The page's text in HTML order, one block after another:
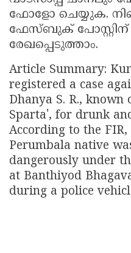
ഫോളോ ചെയ്യുക.
ഫേസ്ബുക് പോസ്റ്റിന്
രേഖപ്പെടുത്താം.
Article Summary:
registered a case
Dhanya S. R.,
Sparta', for drunk
According to the
Perumbala native
dangerously under
at Banthiyod
during a police